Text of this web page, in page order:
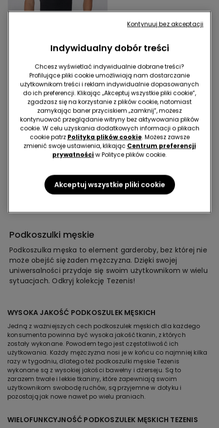
5 Kolor/-y
Męski Podkoszulek na
Szerokich Ramiączkach z
Prążkowanej Bawełny
9 z 9 Artykułów
Podkoszulki męskie
Podkoszulka męska to element garderoby, bez której nie
może obejść się żaden mężczyzna. Dzięki swojej
uniwersalności przydaje się swoim użytkownikom w wielu
sytuacjach. Odkryj kolekcję Tezenis!
WYSOKA JAKOŚĆ PODKOSZULEK MĘSKICH
Jedną z ważniejszych cech podkoszulek męskich dla każdego
konsumenta powinna być wysoka jakość tkanin, z których
zostały wykonane. Powodem tego jest częstotliwość ich
użytkowania. Każdy mężczyzna nosi je w końcu co najmniej kilka
razy w tygodniu, dlatego też podkoszulki męskie Tezenis
wykonane są z wysokiej jakości bawełny i dżerseju. Są to
zarazem trwałe i lekkie tkaniny, które zapewniają swoim
użytkownikom swobodę ruchów, są przyjemne w dotyku i
pozostają jak nowe nawet po wielu praniach.
WIELOFUNKCYJNOŚĆ PODKOSZULEK MĘSKICH TEZENIS
Indywidualny dobór treści
Chcesz wyświetlać indywidualnie dobrane treści?
Profilujące pliki cookie umożliwiają nam dostarczanie
użytkownikom treści i reklam indywidualnie dopasowanych
do ich preferencji. Klikając „Akceptuj wszystkie pliki cookie”,
zgadzasz się na korzystanie z plików cookie, natomiast
zamykając baner przyciskiem „zamknij”, możesz
kontynuować przeglądanie witryny bez aktywowania plików
cookie. W celu uzyskania dodatkowych informacji o plikach
cookie patrz Polityka plików cookie. Możesz zawsze
zmienić swoje ustawienia, klikając Centrum preferencji
prywatności w Polityce plików cookie.
Akceptuj wszystkie pliki cookie
Kontynuuj bez akceptacji